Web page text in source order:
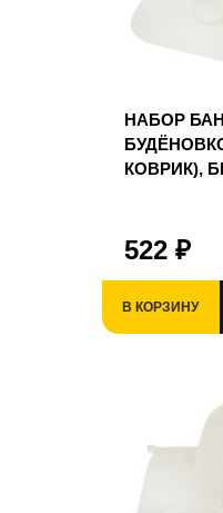
НАБОР
КОВРИК),
522 ₽
В КОРЗИНУ